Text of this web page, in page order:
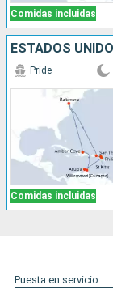
Comidas incluidas
Comidas incluidas
Pride
Puesta en servicio: